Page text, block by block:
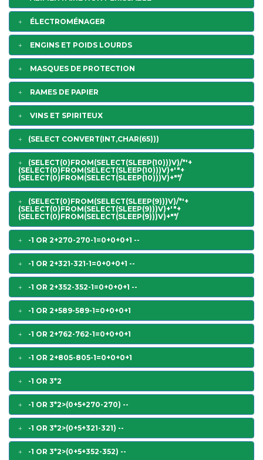
ÉLECTROMÉNAGER
ENGINS ET POIDS LOURDS
MASQUES DE PROTECTION
RAMES DE PAPIER
VINS ET SPIRITEUX
(SELECT CONVERT(INT,CHAR(65)))
(SELECT(0)FROM(SELECT(SLEEP(10)))V)/*'+
(SELECT(0)FROM(SELECT(SLEEP(10)))V)+'"+
(SELECT(0)FROM(SELECT(SLEEP(10)))V)+"*/
(SELECT(0)FROM(SELECT(SLEEP(9)))V)/*'+
(SELECT(0)FROM(SELECT(SLEEP(9)))V)+'"+
(SELECT(0)FROM(SELECT(SLEEP(9)))V)+"*/
-1 OR 2+270-270-1=0+0+0+1 --
-1 OR 2+321-321-1=0+0+0+1 --
-1 OR 2+352-352-1=0+0+0+1 --
-1 OR 2+589-589-1=0+0+0+1
-1 OR 2+762-762-1=0+0+0+1
-1 OR 2+805-805-1=0+0+0+1
-1 OR 3*2
-1 OR 3*2>(0+5+270-270) --
-1 OR 3*2>(0+5+321-321) --
-1 OR 3*2>(0+5+352-352) --